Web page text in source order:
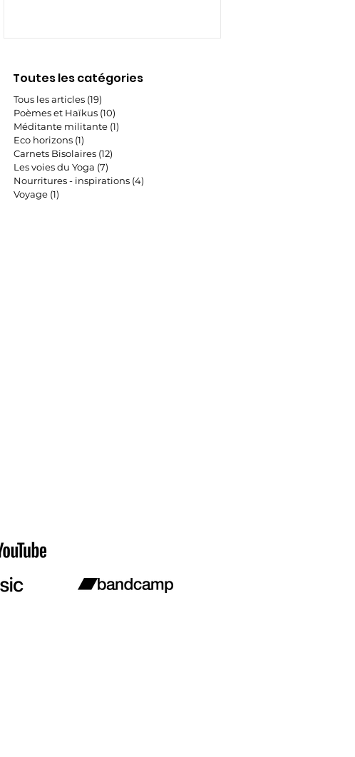
Tous les articles (19)
Poèmes et Haïkus (10)
Méditante militante (1)
Eco horizons (1)
Carnets Bisolaires (12)
Les voies du Yoga (7)
Nourritures - inspirations (4)
Voyage (1)
Toutes les catégories